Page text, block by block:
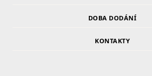
DOBA DODÁNÍ
KONTAKTY